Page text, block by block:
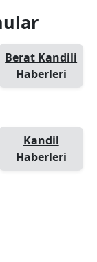
Berat Kandili
Haberleri
Kandil
Haberleri